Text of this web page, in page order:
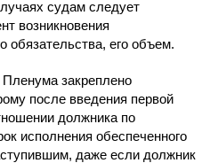
судам следует
возникновения
обязательства, его объем.
Пленума закреплено
после введения первой
должника по
исполнения обеспеченного
даже если должник